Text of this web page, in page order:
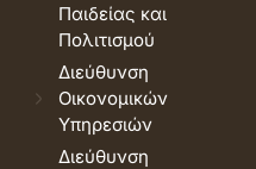
Παιδείας και
Πολιτισμού
Διεύθυνση
Οικονομικών
Υπηρεσιών
Διεύθυνση